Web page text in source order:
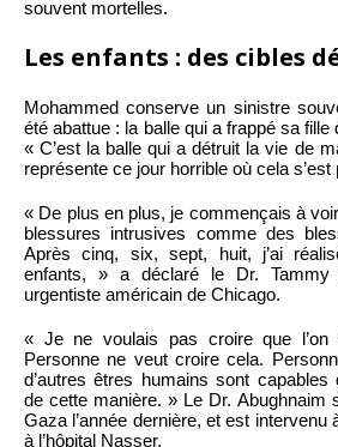
souvent mortelles.
Les enfants : des cibles
Mohammed conserve un sinistre
été abattue : la balle qui a frappé sa fille
« C’est la balle qui a détruit la vie de
représente ce jour horrible où cela s’est
« De plus en plus, je commençais à
blessures intrusives comme des
Après cinq, six, sept, huit, j’ai
enfants, » a déclaré le Dr. Tammy
urgentiste américain de Chicago.
« Je ne voulais pas croire que l’on
Personne ne veut croire cela.
d’autres êtres humains sont capables
de cette manière. » Le Dr. Abughnaim
Gaza l’année dernière, et est intervenu
à l’hôpital Nasser.